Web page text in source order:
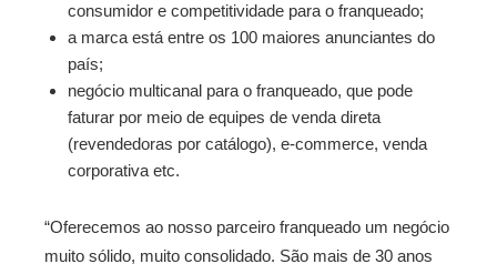
consumidor e competitividade para o franqueado;
a marca está entre os 100 maiores anunciantes do
país;
negócio multicanal para o franqueado, que pode
faturar por meio de equipes de venda direta
(revendedoras por catálogo), e-commerce, venda
corporativa etc.
“Oferecemos ao nosso parceiro franqueado um negócio
muito sólido, muito consolidado. São mais de 30 anos